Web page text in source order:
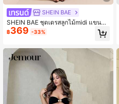
SHEIN BAE
SHEIN BAE ชุดเดรสลูกไม้midi แขนกุด
เข้ารูป ประดับดอกไม้โลหะสำหรับผู้หญิ
ง เหมาะสำหรับใส่ไปคลับ, ปาร์ตี้, งานท
บไม้ร่วง
฿369 -33%